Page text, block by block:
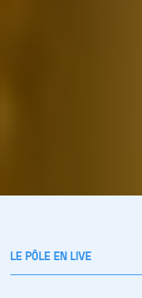
LE PÔLE EN LIVE